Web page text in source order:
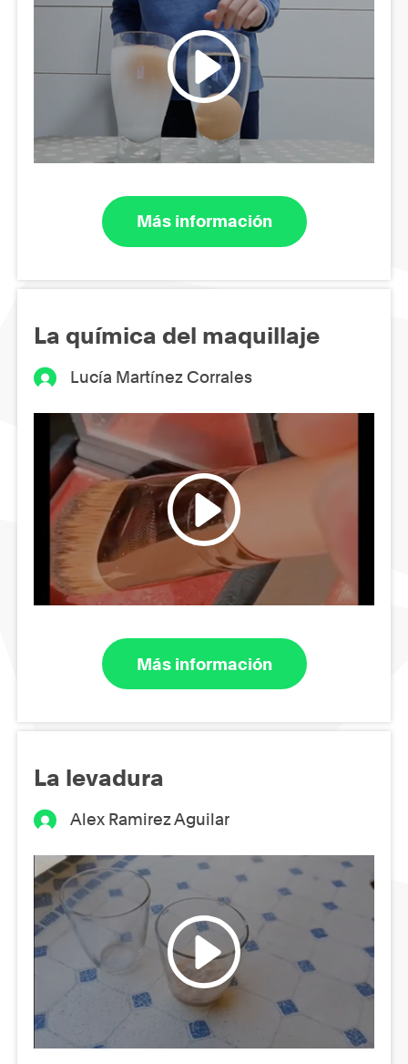
Más información
La química del maquillaje
Lucía Martínez Corrales
Más información
La levadura
Alex Ramirez Aguilar